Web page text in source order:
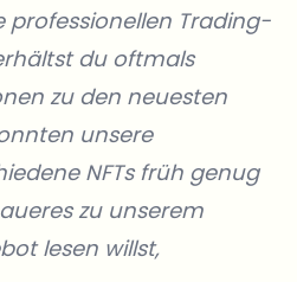
professionellen Trading-
du oftmals
zu den neuesten
unsere
NFTs früh genug
zu unserem
lesen willst,